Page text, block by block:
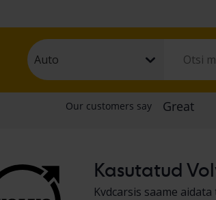
Auto
Kasutatud
Kvdcarsis saame